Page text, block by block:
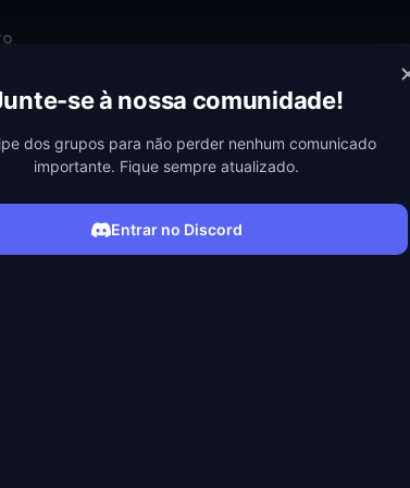
se à nossa comunidade!
dos grupos para não perder nenhum comunicado
importante. Fique sempre atualizado.
Entrar no Discord